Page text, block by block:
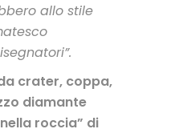
allo stile
crater, coppa,
diamante
roccia” di